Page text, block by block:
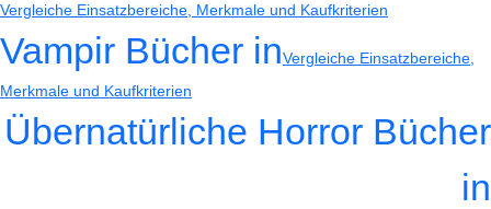
Vergleiche Einsatzbereiche, Merkmale und Kaufkriterien
Vampir Bücher inVergleiche Einsatzbereiche,
Merkmale und Kaufkriterien
Übernatürliche Horror Bücher
in